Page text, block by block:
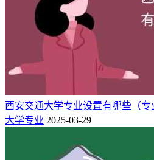
信息科学与工程学院
网络工程
通信工程
电子信息
电子商务
西安交通大学专业设置有哪些（专
大学专业 2025-03-29